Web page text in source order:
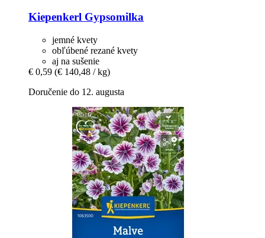
Kiepenkerl Gypsomilka
jemné kvety
obľúbené rezané kvety
aj na sušenie
€ 0,59 (€ 140,48 / kg)
Doručenie do 12. augusta